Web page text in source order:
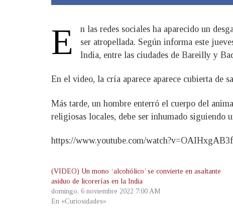
E
n las redes sociales ha aparecido un
ser atropellada. Según informa este
India, entre las ciudades de Bareilly y
En el video, la cría aparece aparece cubierta de
Más tarde, un hombre enterró el cuerpo del
religiosas locales, debe ser inhumado siguiendo
https://www.youtube.com/
(VIDEO) Un mono ‘alcohólico’ se convierte en asaltante
asiduo de licorerías en la India
domingo, 6 noviembre 2022 7:00 AM
En «Curiosidades»